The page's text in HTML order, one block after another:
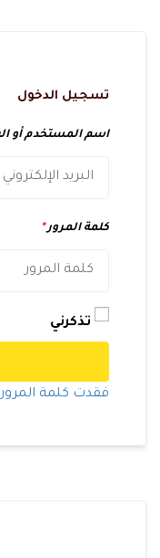
تسجيل الدخول
اسم المستخدم أو
كلمة المرور*
تذكرني
فقدت كلمة